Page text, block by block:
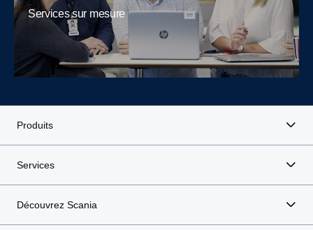
Services sur mesure
Produits
Services
Découvrez Scania